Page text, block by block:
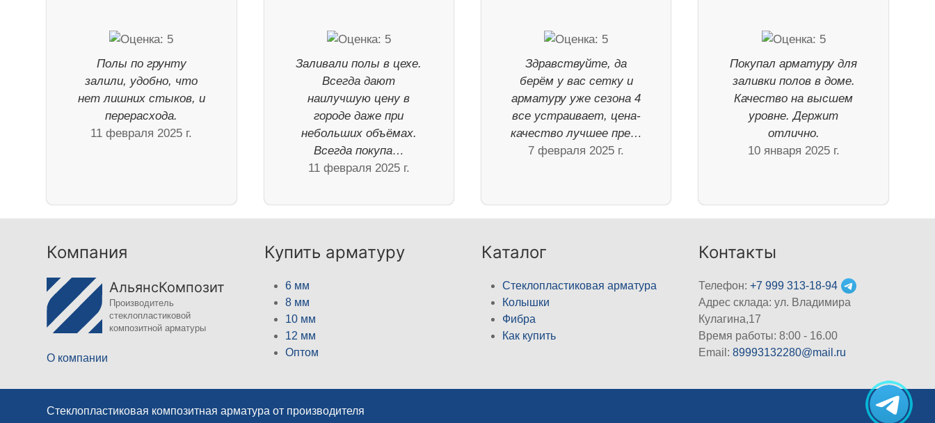
Полы по грунту
залили, удобно, что
нет лишних стыков, и
перерасхода.
11 февраля 2025 г.
Заливали полы в цехе.
Всегда дают
наилучшую цену в
городе даже при
небольших объёмах.
Всегда покупа…
11 февраля 2025 г.
Здравствуйте, да
берём у вас сетку и
арматуру уже сезона 4
все устраивает, цена-
качество лучшее пре…
7 февраля 2025 г.
Покупал арматуру для
заливки полов в доме.
Качество на высшем
уровне. Держит
отлично.
10 января 2025 г.
Компания
АльянсКомпозит
Производитель
стеклопластиковой
композитной арматуры
О компании
Купить арматуру
6 мм
8 мм
10 мм
12 мм
Оптом
Каталог
Стеклопластиковая арматура
Колышки
Фибра
Как купить
Контакты
Телефон:+7 999 313-18-94
Адрес склада: ул. Владимира
Кулагина,17
Время работы: 8:00 - 16.00
Email:89993132280@mail.ru
Стеклопластиковая композитная арматура от производителя